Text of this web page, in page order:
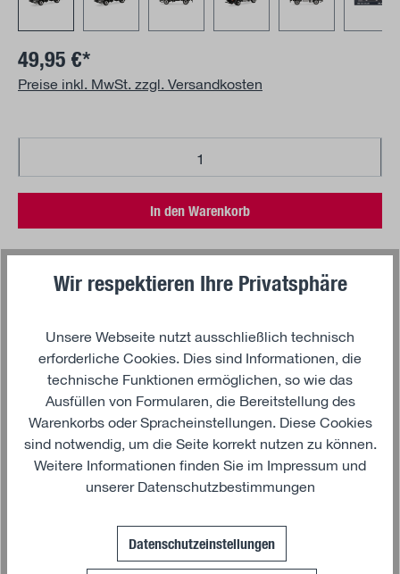
49,95 €*
Preise inkl. MwSt. zzgl. Versandkosten
Produkt Anzahl: Gib den gewünschten
In den Warenkorb
Beschreibung
Der MAN TGS NN 18.480 4x4 Dreiseitenkipper mit
beweglichem Ladekran und Schüttgutgreifer ist ein
vielseitiges Modellfahrzeug im Maßstab 1:87, das durch
Funktionalität und Detailtreue überzeugt. Die funktionell
bewegliche Kippbrücke sowie der Ladekran bieten
zahlreiche Präsentationsmöglichkeiten für Dioramen und
Gefertigt aus hochwertigem Kunststoff und mit
originalgetreuen Proportionen ausgestattet, ist dieses
Wir respektieren Ihre Privatsphäre
Unsere Webseite nutzt ausschließlich technisch
erforderliche Cookies. Dies sind Informationen, die
technische Funktionen ermöglichen, so wie das
Ausfüllen von Formularen, die Bereitstellung des
Warenkorbs oder Spracheinstellungen. Diese Cookies
sind notwendig, um die Seite korrekt nutzen zu können.
Weitere Informationen finden Sie im Impressum und
unsererDatenschutzbestimmungen
Datenschutzeinstellungen